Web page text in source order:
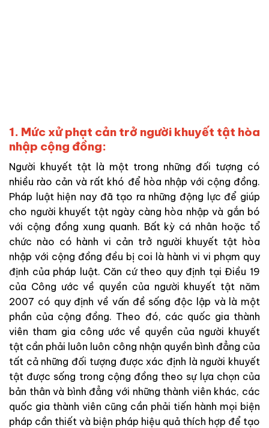
1. Mức xử phạt cản trở người khuyết tật hòa
nhập cộng đồng:
Người khuyết tật là một trong những đối tượng có
nhiều rào cản và rất khó để hòa nhập với cộng đồng.
Pháp luật hiện nay đã tạo ra những động lực để giúp
cho người khuyết tật ngày càng hòa nhập và gắn bó
với cộng đồng xung quanh. Bất kỳ cá nhân hoặc tổ
chức nào có hành vi cản trở người khuyết tật hòa
nhập với cộng đồng đều bị coi là hành vi vi phạm quy
định của pháp luật. Căn cứ theo quy định tại Điều 19
của Công ước về quyền của người khuyết tật năm
2007 có quy định về vấn đề sống độc lập và là một
phần của cộng đồng. Theo đó, các quốc gia thành
viên tham gia công ước về quyền của người khuyết
tật cần phải luôn luôn công nhận quyền bình đẳng của
tất cả những đối tượng được xác định là người khuyết
tật được sống trong cộng đồng theo sự lựa chọn của
bản thân và bình đẳng với những thành viên khác, các
quốc gia thành viên cũng cần phải tiến hành mọi biện
pháp cần thiết và biện pháp hiệu quả thích hợp để tạo